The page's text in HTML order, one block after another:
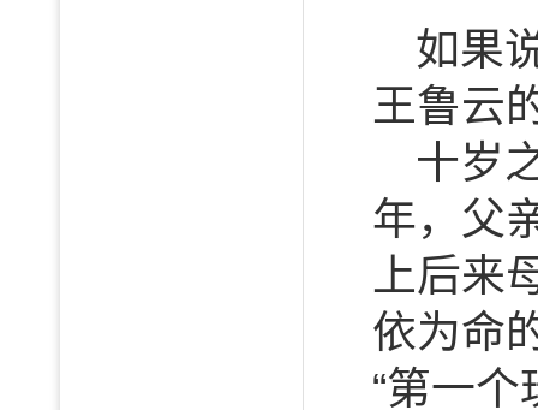
如果
王鲁云
十岁
年，父
上后来
依为命
“第一